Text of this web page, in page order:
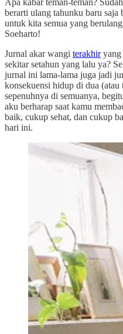
berarti ulang tahunku baru saja
untuk kita semua yang
Soeharto!
Jurnal akar wangi terakhiryang
sekitar setahun yang lalu ya?
jurnal ini lama-lama juga jadi
konsekuensi hidup di dua
sepenuhnya di semuanya,
aku berharap saat kamu
baik, cukup sehat, dan cukup
hari ini.